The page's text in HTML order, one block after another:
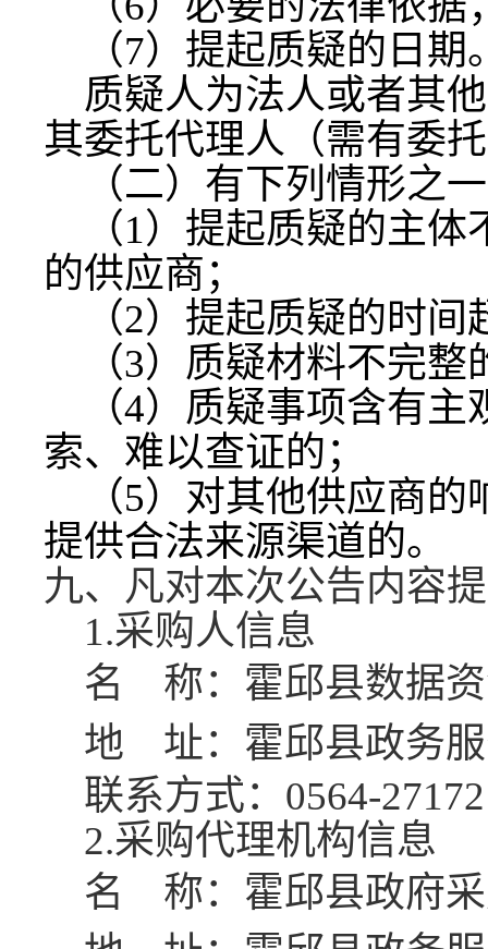
（7）提起质疑的日期
质疑人为法人或者其
其委托代理人（需有委
（二）有下列情形之
（1）提起质疑的主体
的供应商；
（2）提起质疑的时间
（3）质疑材料不完整
（4）质疑事项含有主
索、难以查证的；
（5）对其他供应商的
提供合法来源渠道的。
九、凡对本次公告内容
1.采购人信息
名
称：霍邱县数据
地
址：霍邱县政务
联系方式： 0564-
2.采购代理机构信息
名
称：霍邱县政府